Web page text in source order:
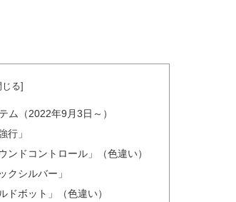
ム（2022年9月3日～）
行」
ンドコントロール」（色違い）
クシルバー」
ドボット」（色違い）